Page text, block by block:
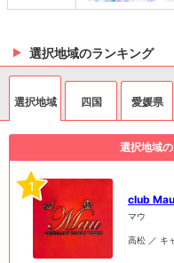
選択地域のランキング
選択地域 四国 愛媛県
選択地域
1
club Mau
マウ
高松 ／ キ